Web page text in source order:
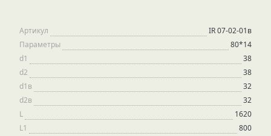
Артикул
IR 07-02-01в
Параметры
80*14
d1
38
d2
38
d1в
32
d2в
32
L
1620
L1
800